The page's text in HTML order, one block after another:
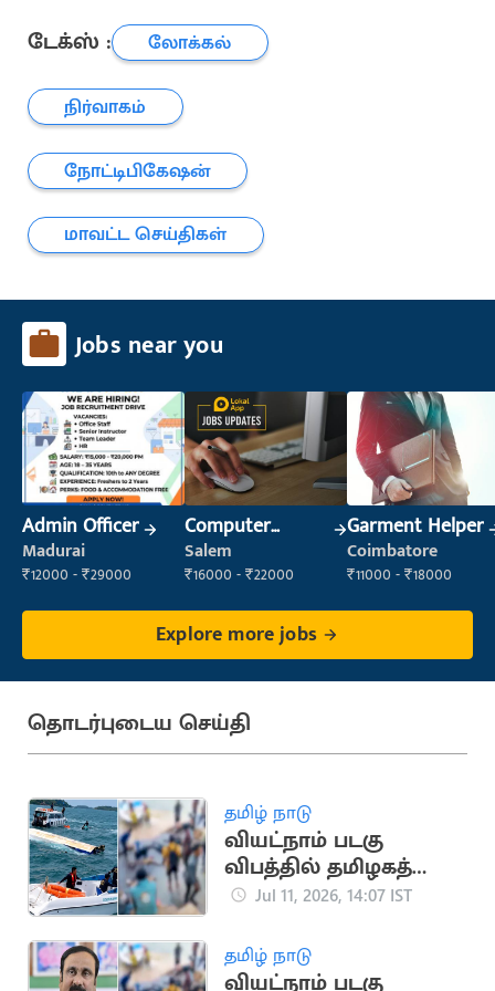
டேக்ஸ் :
லோக்கல்
நிர்வாகம்
நோட்டிபிகேஷன்
மாவட்ட செய்திகள்
Jobs near you
Admin Officer
Madurai
₹12000 - ₹29000
Computer
Operator
Salem
₹16000 - ₹22000
Garment Helper
Coimbatore
₹11000 - ₹18000
Explore more jobs
தொடர்புடைய செய்தி
தமிழ் நாடு
வியட்நாம் படகு
விபத்தில் தமிழகத்தை
சேர்ந்த 10 பேர்
Jul 11, 2026, 14:07 IST
தமிழ் நாடு
வியட்நாம் படகு